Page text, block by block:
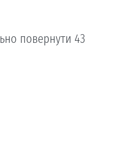
повернути 43